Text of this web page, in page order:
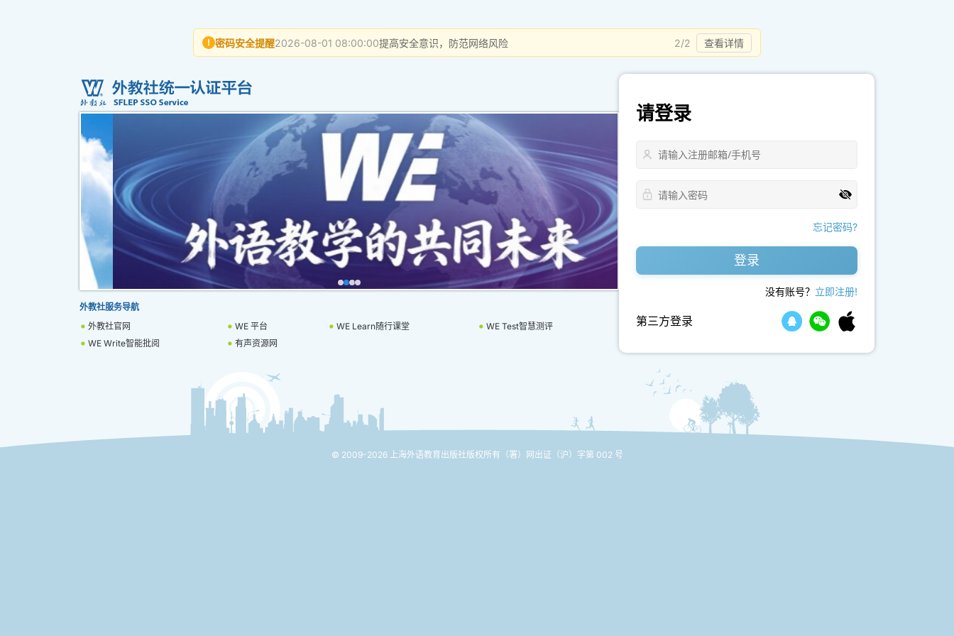
! 密码安全提醒2026-08-01 08:00:00提高安全意识，防范网络风险 2/2 查看详情
外教社服务导航
外教社官网
WE 平台 WE Learn随行课堂
WE Test智慧测评
WE Write智能批阅
有声资源网
请登录
忘记密码?
登录
没有账号？ 立即注册!
第三方登录
© 2009-2026 上海外语教育出版社版权所有 （署）网出证（沪）字第 002 号